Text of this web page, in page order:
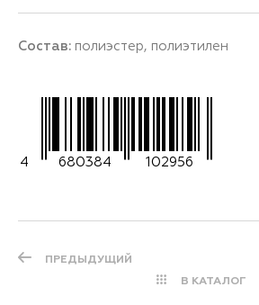
Состав: полиэстер, полиэтилен
4 680384 102956
ПРЕДЫДУЩИЙ
В КАТАЛОГ